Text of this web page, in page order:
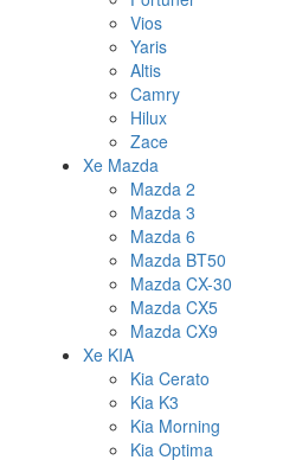
Vios
Yaris
Altis
Camry
Hilux
Zace
Xe Mazda
Mazda 2
Mazda 3
Mazda 6
Mazda BT50
Mazda CX-30
Mazda CX5
Mazda CX9
Xe KIA
Kia Cerato
Kia K3
Kia Morning
Kia Optima